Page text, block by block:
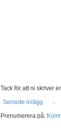
Tack för att ni skriver
Senaste inlägg
Prenumerera på: